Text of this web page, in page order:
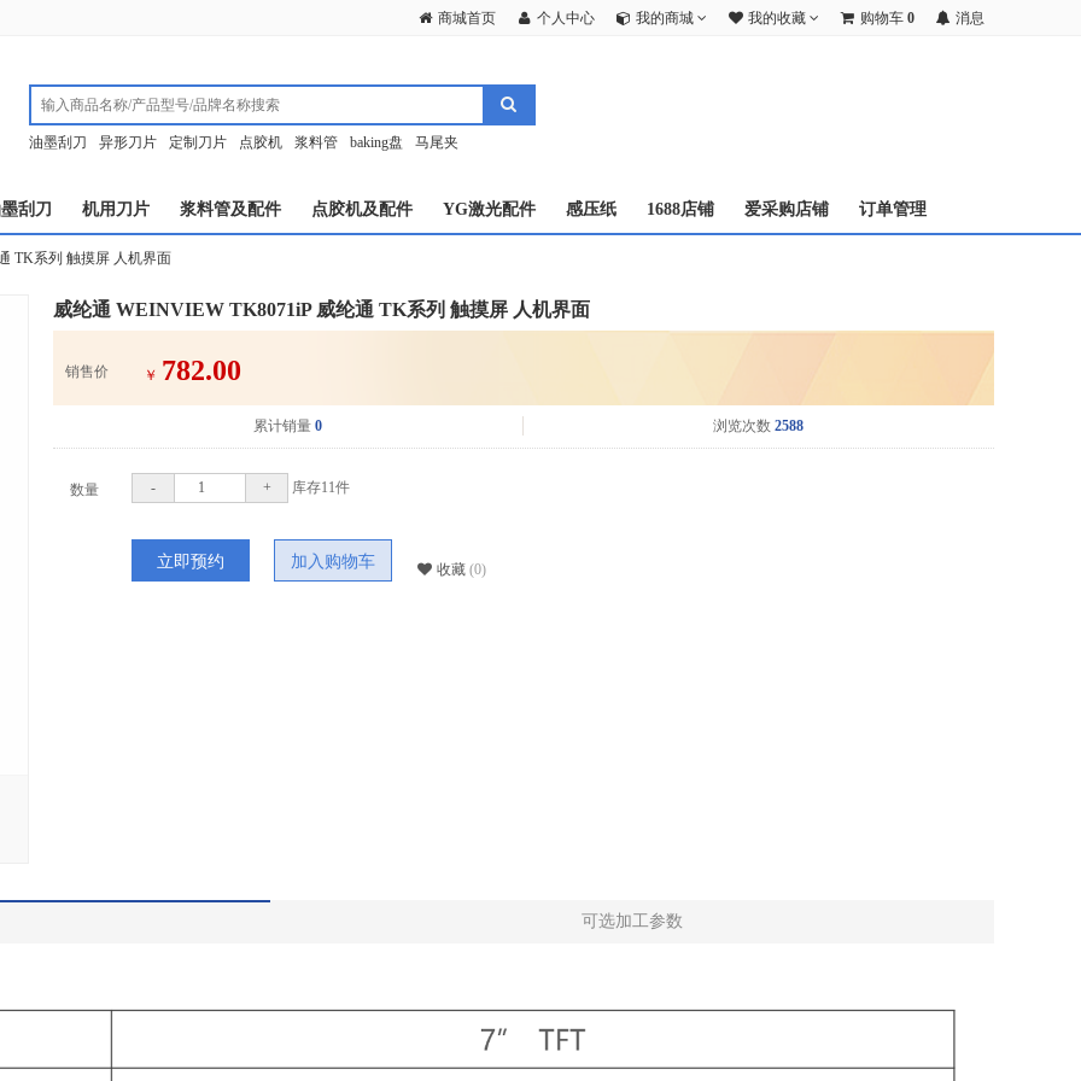
商城首页 个人中心 我的商城 我的收藏 购物车 0 消息
油墨刮刀 异形刀片 定制刀片 点胶机 浆料管 baking盘 马尾夹
刮刀 机用刀片 浆料管及配件 点胶机及配件 YG激光配件 感压纸 1688店铺 爱采购店铺 订单管理
TK系列 触摸屏 人机界面
威纶通 WEINVIEW TK8071iP 威纶通 TK系列 触摸屏 人机界面
销售价 ￥ 782.00
累计销量 0 浏览次数 2588
数量 - + 库存11件
收藏 (0)
立即预约 加入购物车
可选加工参数